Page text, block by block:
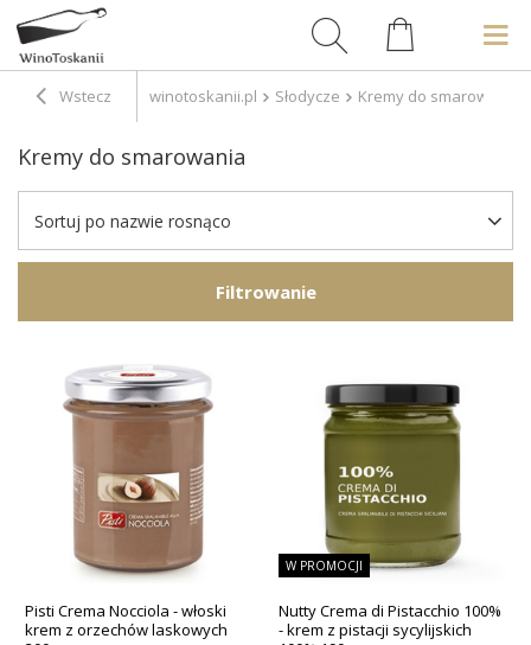
Wstecz winotoskanii.pl Słodycze Kremy do smarowania
Kremy do smarowania
Sortuj po nazwie rosnąco
Filtrowanie
Pisti Crema Nocciola - włoski
krem z orzechów laskowych
W PROMOCJI
Nutty Crema di Pistacchio 100%
- krem z pistacji sycylijskich